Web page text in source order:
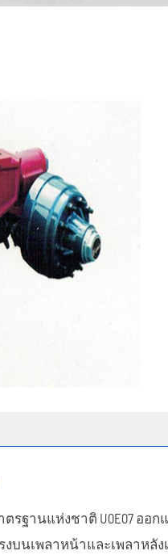
องรถบรรทุก
รถพ่วงรถบรรทุก
งรถพ่วง
นรถพ่วงชุด
ฐานแห่งชาติ U0E07 ออ
บนเพลาหน้าและเพลาหลั